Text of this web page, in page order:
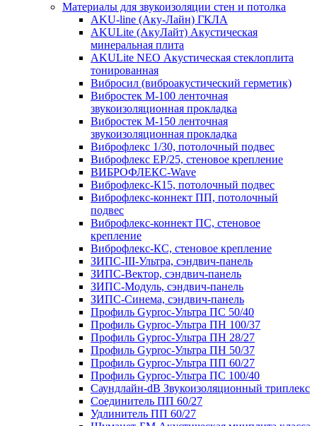
Материалы для звукоизоляции стен и потолка
AKU-line (Aку-Лайн) ГКЛА
AKULite (АкуЛайт) Акустическая
минеральная плита
AKULite NEO Акустическая стеклоплита
тонированная
Вибросил (виброакустический герметик)
Вибростек М-100 ленточная
звукоизоляционная прокладка
Вибростек М-150 ленточная
звукоизоляционная прокладка
Виброфлекс 1/30, потолочный подвес
Виброфлекс EP/25, стеновое крепление
ВИБРОФЛЕКС-Wave
Виброфлекс-К15, потолочный подвес
Виброфлекс-коннект ПП, потолочный
подвес
Виброфлекс-коннект ПС, стеновое
крепление
Виброфлекс-КС, стеновое крепление
ЗИПС-III-Ультра, сэндвич-панель
ЗИПС-Вектор, сэндвич-панель
ЗИПС-Модуль, сэндвич-панель
ЗИПС-Синема, сэндвич-панель
Профиль Gyproc-Ультра ПC 50/40
Профиль Gyproc-Ультра ПН 100/37
Профиль Gyproc-Ультра ПН 28/27
Профиль Gyproc-Ультра ПН 50/37
Профиль Gyproc-Ультра ПП 60/27
Профиль Gyproc-Ультра ПС 100/40
Саундлайн-dB Звукоизоляционный триплекс
Соединитель ПП 60/27
Удлинитель ПП 60/27